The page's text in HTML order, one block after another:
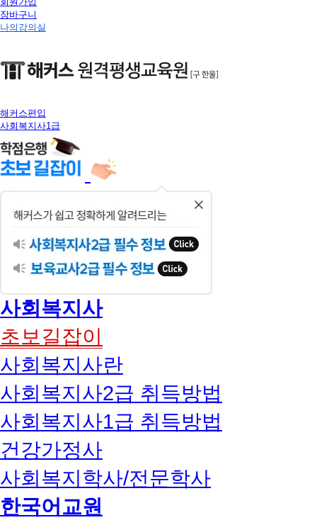
장바구니
나의강의실
해커스편입
사회복지사1급
사회복지사
초보길잡이
사회복지사란
사회복지사2급 취득방법
사회복지사1급 취득방법
건강가정사
사회복지학사/전문학사
한국어교원